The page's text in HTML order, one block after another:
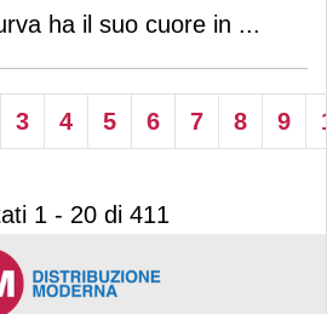
ha il suo cuore in ...
3 4 5 6 7 8 9
1 - 20 di 411